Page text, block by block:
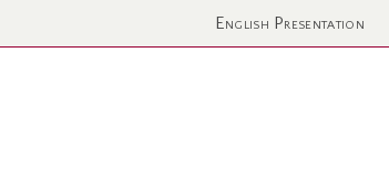
English Presentation